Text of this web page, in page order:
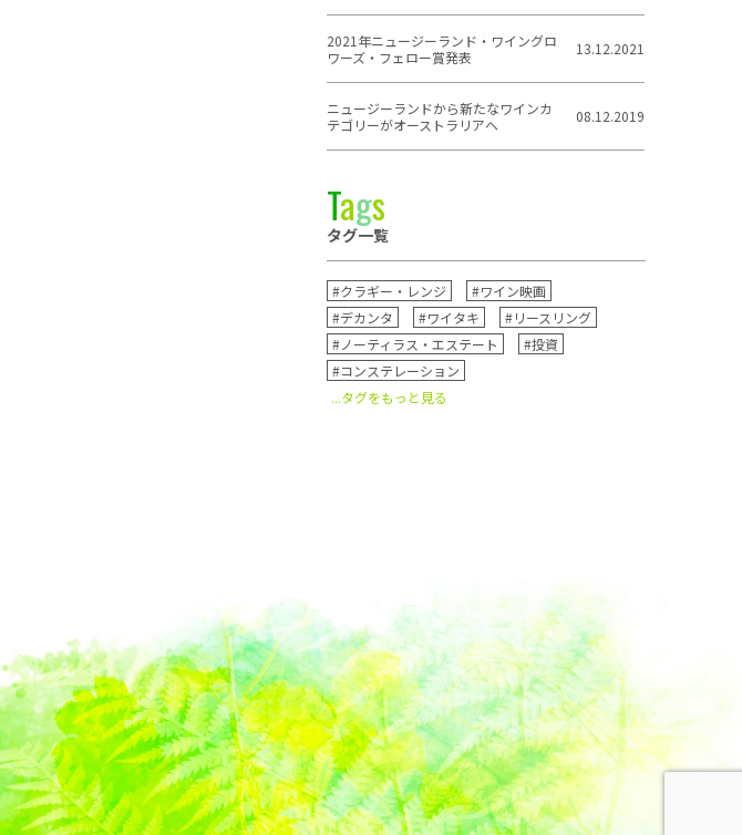
2021年ニュージーランド・ワイングロ
ワーズ・フェロー賞発表
13.12.2021
ニュージーランドから新たなワインカ
テゴリーがオーストラリアへ
08.12.2019
Tags
タグ一覧
#クラギー・レンジ
#ワイン映画
#デカンタ
#ワイタキ
#リースリング
#ノーティラス・エステート
#投資
#コンステレーション
...タグをもっと見る